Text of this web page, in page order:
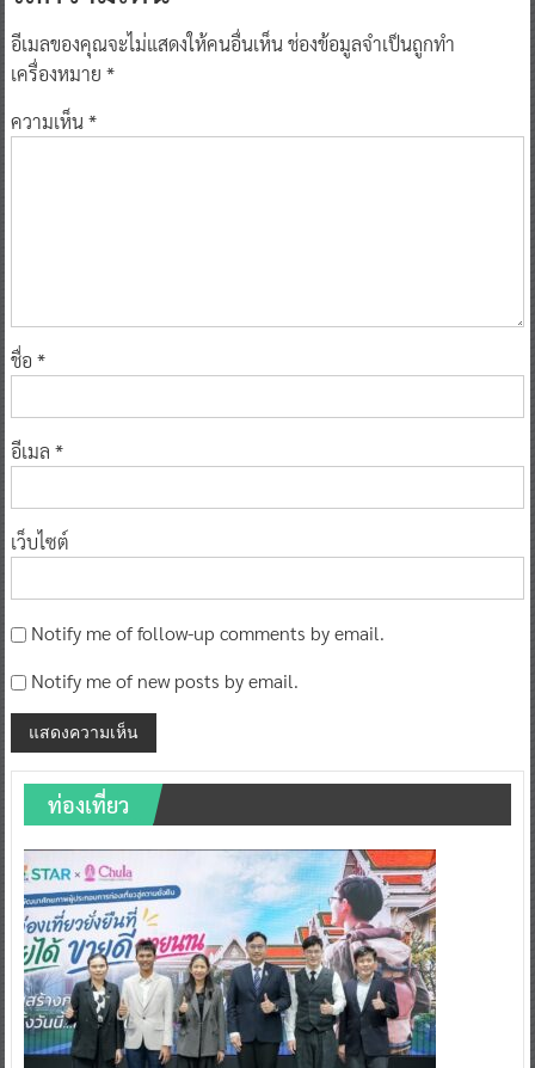
อีเมลของคุณจะไม่แสดงให้คนอื่นเห็นช่องข้อมูลจำเป็นถูกทำ
เครื่องหมาย *
ความเห็น*
ชื่อ *
อีเมล *
เว็บไซต์
Notify me of follow-up comments by email.
Notify me of new posts by email.
ท่องเที่ยว